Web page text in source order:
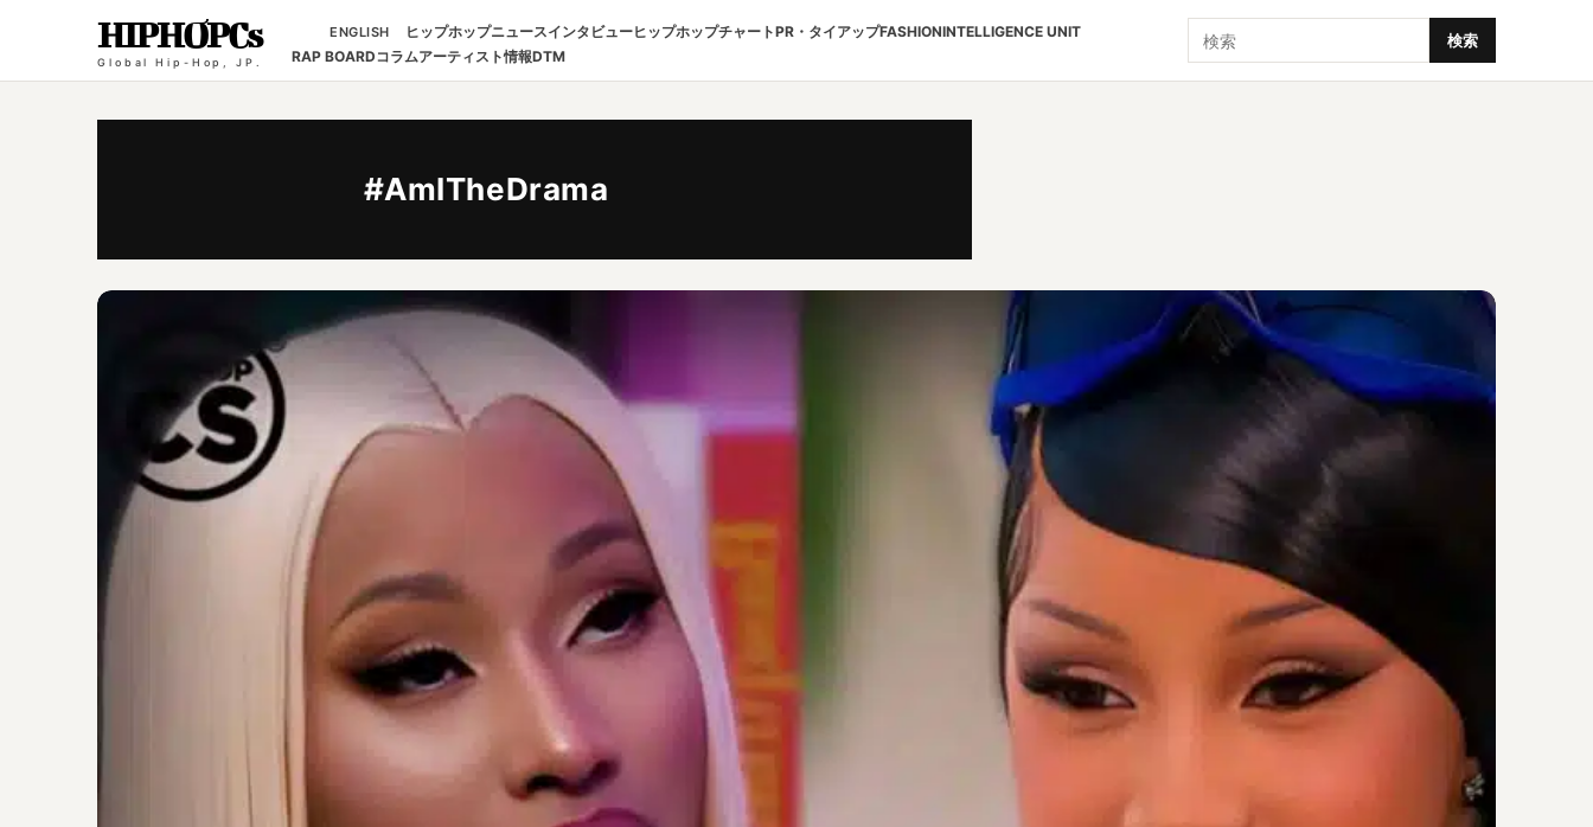
HIPHOPCs
Global Hip-Hop, JP.
ENGLISH ヒップホップニュースインタビューヒップホップチャートPR・タイアップFASHIONINTELLIGENCE UNIT
RAP BOARDコラムアーティスト情報DTM
検索 検索
#AmITheDrama